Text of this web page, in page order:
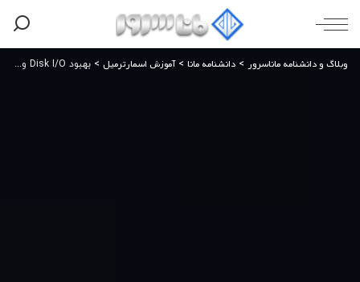
وبلاگ و دانشنامه ماناسرور > دانشنامه مانا >آموزش اسمارترمیل > بهبود Disk I/O و کارایی میل سرور؛ راهکارهای افزایش سرعت، پایداری و Performance سرور ایمیل